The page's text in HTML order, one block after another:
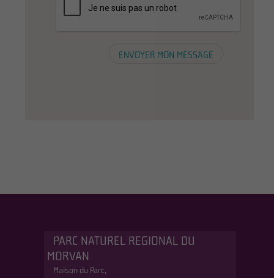
PARC NATUREL REGIONAL DU
MORVAN
Maison du Parc,